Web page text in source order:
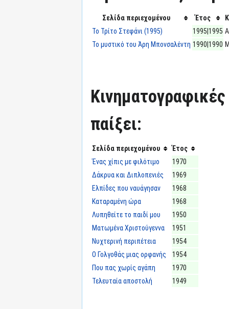
Σελίδα περιεχομένου Έτος
Το Τρίτο Στεφάνι (1995)
1995|1995
Το μυστικό του Άρη Μπονσαλέντη 1990|1990
Κινηματογραφικές
παίξει:
Σελίδα περιεχομένου
Έτος
Ένας χίπις με φιλότιμο
1970
Δάκρυα και Διπλοπενιές
1969
Ελπίδες που ναυάγησαν
1968
Καταραμένη ώρα
1968
Λυπηθείτε το παιδί μου
1950
Ματωμένα Χριστούγεννα
1951
Νυχτερινή περιπέτεια
1954
Ο Γολγοθάς μιας ορφανής
1954
Που πας χωρίς αγάπη
1970
Τελευταία αποστολή
1949